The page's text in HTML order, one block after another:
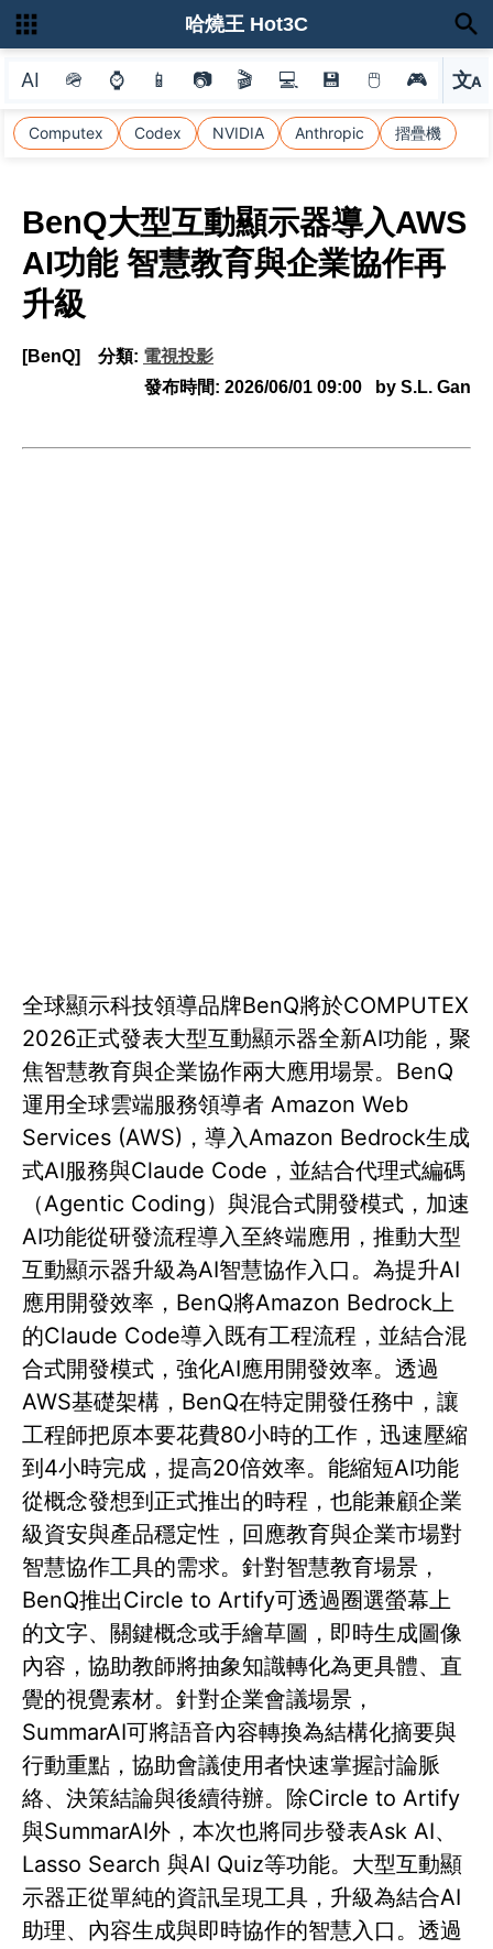
AI 🪖 ⌚ 📱 📷 🎬 💻 💾 🖱 🎮 文A
選
Computex Codex NVIDIA Anthropic 摺疊機
哈燒王 Hot3C
BenQ大型互動顯示器導入AWS
AI功能 智慧教育與企業協作再
升級
[BenQ] 分類: 電視投影
發布時間: 2026/06/01 09:00 by S.L. Gan
全球顯示科技領導品牌BenQ將於COMPUTEX
2026正式發表大型互動顯示器全新AI功能，聚
焦智慧教育與企業協作兩大應用場景。BenQ
運用全球雲端服務領導者 Amazon Web
Services (AWS)，導入Amazon Bedrock生成
式AI服務與Claude Code，並結合代理式編碼
（Agentic Coding）與混合式開發模式，加速
AI功能從研發流程導入至終端應用，推動大型
互動顯示器升級為AI智慧協作入口。為提升AI
應用開發效率，BenQ將Amazon Bedrock上
的Claude Code導入既有工程流程，並結合混
合式開發模式，強化AI應用開發效率。透過
AWS基礎架構，BenQ在特定開發任務中，讓
工程師把原本要花費80小時的工作，迅速壓縮
到4小時完成，提高20倍效率。能縮短AI功能
從概念發想到正式推出的時程，也能兼顧企業
級資安與產品穩定性，回應教育與企業市場對
智慧協作工具的需求。針對智慧教育場景，
BenQ推出Circle to Artify可透過圈選螢幕上
的文字、關鍵概念或手繪草圖，即時生成圖像
內容，協助教師將抽象知識轉化為更具體、直
覺的視覺素材。針對企業會議場景，
SummarAI可將語音內容轉換為結構化摘要與
行動重點，協助會議使用者快速掌握討論脈
絡、決策結論與後續待辦。除Circle to Artify
與SummarAI外，本次也將同步發表Ask AI、
Lasso Search 與AI Quiz等功能。大型互動顯
示器正從單純的資訊呈現工具，升級為結合AI
助理、內容生成與即時協作的智慧入口。透過